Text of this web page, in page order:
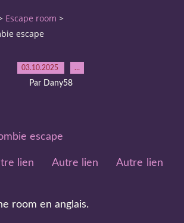
Escape room >
escape
03.10.2025 …
Par Dany58
escape
lien Autre lien
Autre lien
room en anglais.